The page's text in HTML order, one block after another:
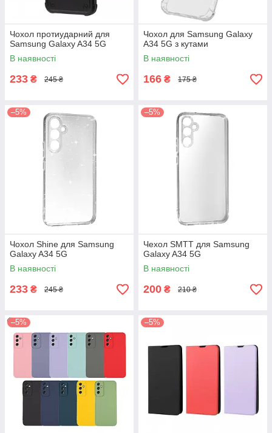
Чохол протиударний для
Samsung Galaxy A34 5G
В наявності
233 ₴ 245 ₴
Чохол для Samsung Galaxy
A34 5G з кутами
В наявності
166 ₴ 175 ₴
–5%
Чохол Shine для Samsung
Galaxy A34 5G
В наявності
233 ₴ 245 ₴
–5%
Чехол SMTT для Samsung
Galaxy A34 5G
В наявності
200 ₴ 210 ₴
–5% –5%